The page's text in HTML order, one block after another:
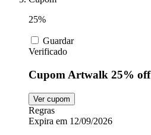
25%
Guardar
Verificado
Cupom Artwalk 25% off
Ver cupom
Regras
Expira em 12/09/2026